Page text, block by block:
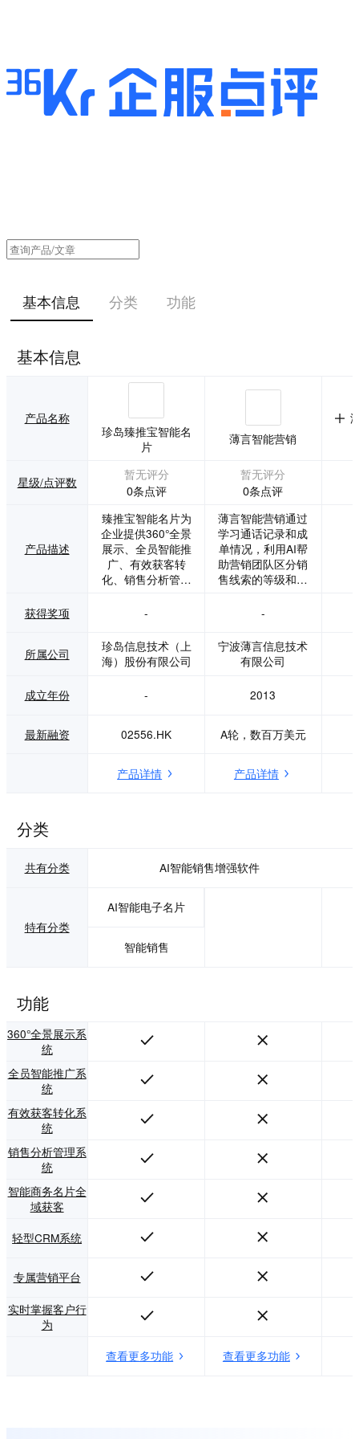
基本信息 分类 功能
基本信息
产品名称
珍岛臻推宝智能名
片
薄言智能营销
星级/点评数
暂无评分
0条点评
暂无评分
0条点评
产品描述
臻推宝智能名片为
企业提供360°全景
展示、全员智能推
广、有效获客转
化、销售分析管理
企业获取精准销售
线索，多维度提升
拓客效率，加速客
薄言智能营销通过
学习通话记录和成
单情况，利用AI帮
助营销团队区分销
售线索的等级和类
的销售线索，重点
推销客户关心的产
况，训练企业专属
达95%的自动线索
人效35%以上。营
成单率25%以上。
获得奖项 - -
所属公司
珍岛信息技术（上
海）股份有限公司
宁波薄言信息技术
有限公司
成立年份 - 2013
最新融资 02556.HK A轮，数百万美元
产品详情 产品详情
分类
共有分类 AI智能销售增强软件
特有分类
AI智能电子名片
智能销售
功能
360°全景展示系
统
全员智能推广系
统
有效获客转化系
统
销售分析管理系
统
智能商务名片全
域获客
轻型CRM系统
专属营销平台
实时掌握客户行
为
查看更多功能
查看更多功能